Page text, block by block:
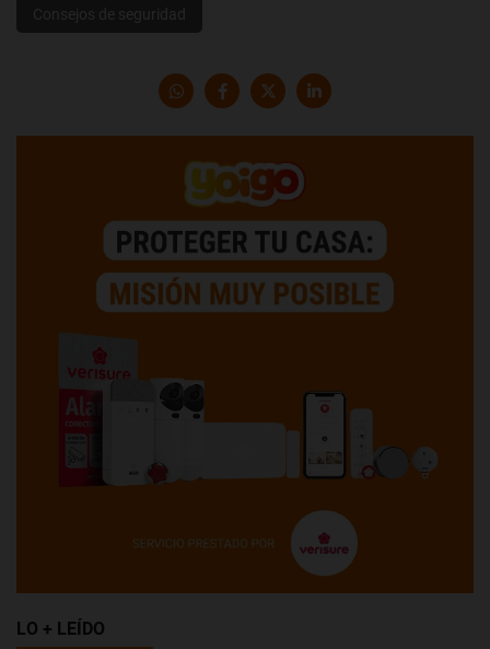
Consejos de seguridad
LO + LEÍDO